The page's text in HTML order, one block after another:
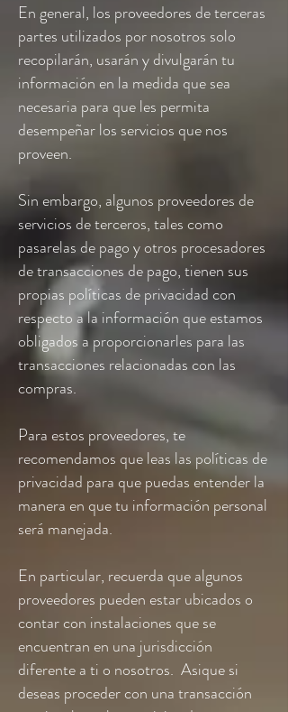
En general, los proveedores de terceras
partes utilizados por nosotros solo
recopilarán, usarán y divulgarán tu
información en la medida que sea
necesaria para que les permita
desempeñar los servicios que nos
proveen.
Sin embargo, algunos proveedores de
servicios de terceros, tales como
pasarelas de pago y otros procesadores
de transacciones de pago, tienen sus
propias políticas de privacidad con
respecto a la información que estamos
obligados a proporcionarles para las
transacciones relacionadas con las
compras.
Para estos proveedores, te
recomendamos que leas las políticas de
privacidad para que puedas entender la
manera en que tu información personal
será manejada.
En particular, recuerda que algunos
proveedores pueden estar ubicados o
contar con instalaciones que se
encuentran en una jurisdicción
diferente a ti o nosotros. Asique si
deseas proceder con una transacción